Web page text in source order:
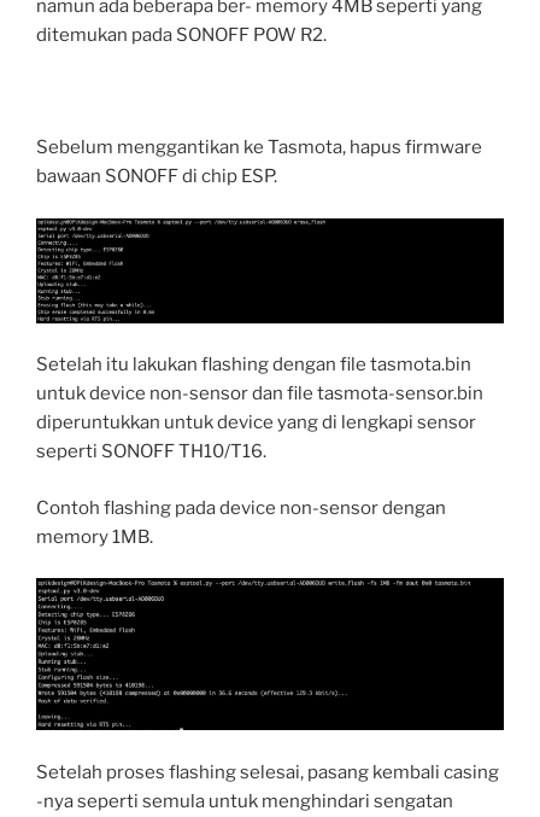
namun ada beberapa ber- memory 4MB seperti yang
ditemukan pada SONOFF POW R2.
Sebelum menggantikan ke Tasmota, hapus firmware
bawaan SONOFF di chip ESP.
Setelah itu lakukan flashing dengan file tasmota.bin
untuk device non-sensor dan file tasmota-sensor.bin
diperuntukkan untuk device yang di lengkapi sensor
seperti SONOFF TH10/T16.
Contoh flashing pada device non-sensor dengan
memory 1MB.
Setelah proses flashing selesai, pasang kembali casing
-nya seperti semula untuk menghindari sengatan